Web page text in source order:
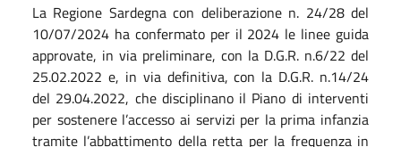
La Regione Sardegna con deliberazione n. 24/28 del
10/07/2024 ha confermato per il 2024 le linee guida
approvate, in via preliminare, con la D.G.R. n.6/22 del
25.02.2022 e, in via definitiva, con la D.G.R. n.14/24
del 29.04.2022, che disciplinano il Piano di interventi
per sostenere l’accesso ai servizi per la prima infanzia
tramite l’abbattimento della retta per la frequenza in